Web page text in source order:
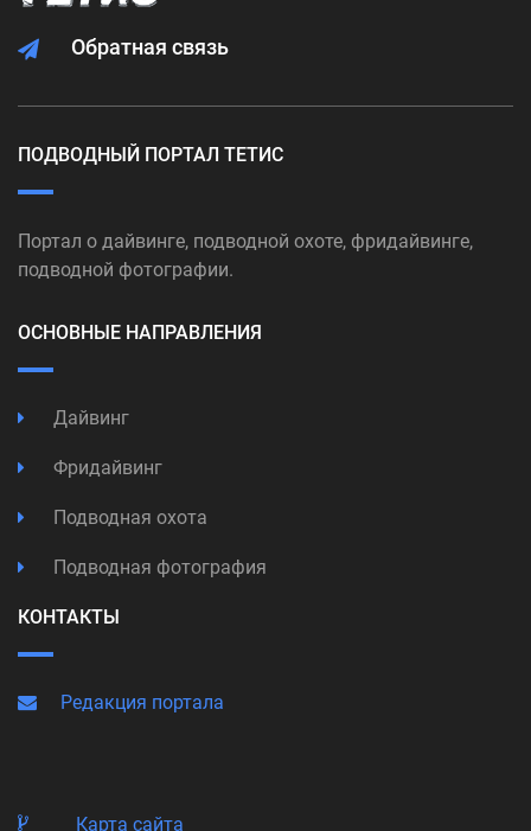
Обратная связь
ПОДВОДНЫЙ ПОРТАЛ ТЕТИС
Портал о дайвинге, подводной охоте, фридайвинге,
подводной фотографии.
ОСНОВНЫЕ НАПРАВЛЕНИЯ
Дайвинг
Фридайвинг
Подводная охота
Подводная фотография
КОНТАКТЫ
Редакция портала
Карта сайта